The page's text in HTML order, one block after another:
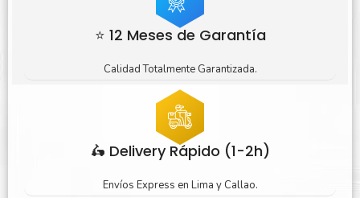
⭐ 12 Meses de Garantía
Calidad Totalmente Garantizada.
🛵 Delivery Rápido (1-2h)
Envíos Express en Lima y Callao.